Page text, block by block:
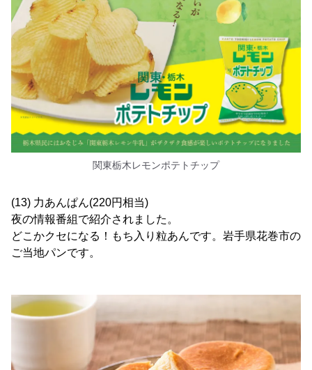
関東栃木レモンポテトチップ
(13) 力あんぱん(220円相当)
夜の情報番組で紹介されました。
どこかクセになる！もち入り粒あんです。岩手県花巻市の
ご当地パンです。